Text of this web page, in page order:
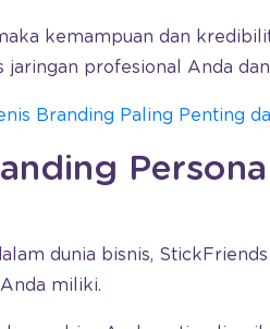
kemampuan dan
profesional Anda
Branding Paling Penting
dunia bisnis,
miliki.